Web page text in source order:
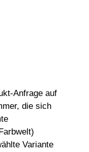
Anfrage auf
die sich
Variante